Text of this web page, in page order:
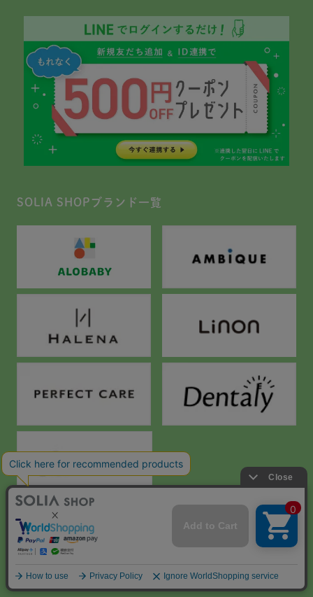
SOLIA SHOPブランド一覧
海外からの注文はこちら
中国大陸